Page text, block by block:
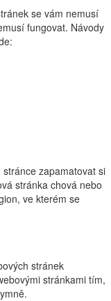
se vám nemusí
fungovat. Návody
zapamatovat si
stránka chová nebo
ve kterém se
stránek
stránkami tím,